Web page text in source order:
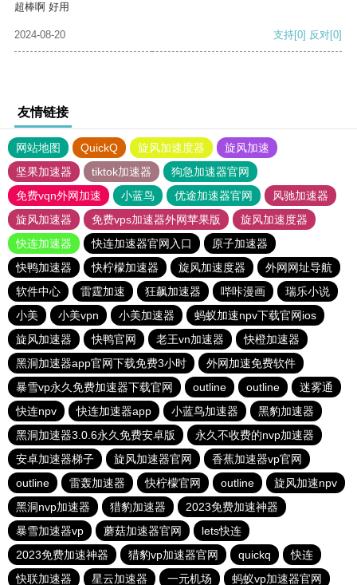
超棒啊 好用
2024-08-20 支持[0] 反对[0]
友情链接
网站地图 QuickQ 旋风加速度器
旋风加速
坚果加速器
tiktok加速器
狗急加速器官网
免费vqn外网加速
小蓝鸟 优途加速器官网
风驰加速器
旋风加速器
免费vps加速器外网苹果版
旋风加速度器
快连加速器
快连加速器官网入口
原子加速器
快鸭加速器
快柠檬加速器 旋风加速度器
外网网址导航
软件中心
雷霆加速 狂飙加速器 哔咔漫画
瑞乐小说
小美
小美vpn 小美加速器
蚂蚁加速npv下载官网ios
旋风加速器
快鸭官网 老王vn加速器
快橙加速器
黑洞加速器app官网下载免费3小时
外网加速免费软件
暴雪vp永久免费加速器下载官网
outline outline
迷雾通
快连npv
快连加速器app 小蓝鸟加速器
黑豹加速器
黑洞加速器3.0.6永久免费安卓版
永久不收费的nvp加速器
安卓加速器梯子
旋风加速器官网
香蕉加速器vp官网
outline
雷轰加速器 快柠檬官网 outline
旋风加速npv
黑洞nvp加速器
猎豹加速器
2023免费加速神器
暴雪加速器vp
蘑菇加速器官网
lets快连
2023免费加速神器
猎豹vp加速器官网 quickq
快连
快联加速器
星云加速器 一元机场 蚂蚁vp加速器官网